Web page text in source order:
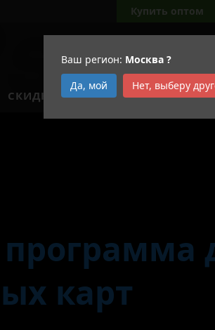
Ваш регион: Москва ?
Да, мой
Нет, выберу
Купить оптом
СКИДКИ АКЦИИ
программа
карт